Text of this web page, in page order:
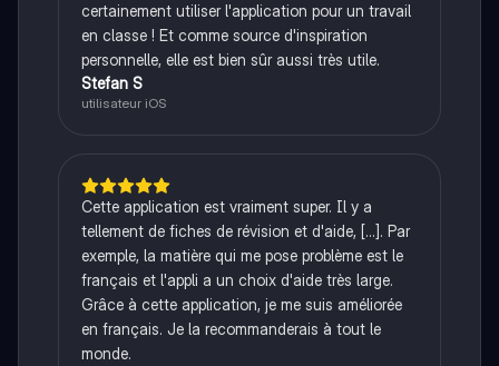
certainement utiliser l'application pour un travail
en classe ! Et comme source d'inspiration
personnelle, elle est bien sûr aussi très utile.
Stefan S
utilisateur iOS
Cette application est vraiment super. Il y a
tellement de fiches de révision et d'aide, [...]. Par
exemple, la matière qui me pose problème est le
français et l'appli a un choix d'aide très large.
Grâce à cette application, je me suis améliorée
en français. Je la recommanderais à tout le
monde.